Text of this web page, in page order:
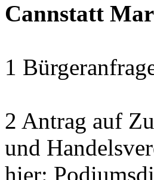
Cannstatt
1
2 Antrag auf
und
hier: